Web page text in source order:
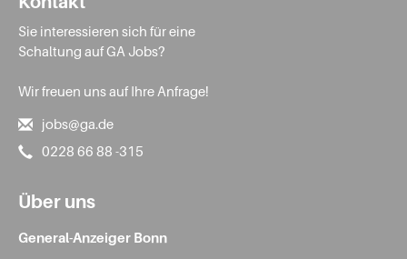
Sie interessieren sich für eine
Schaltung auf GA Jobs?
Wir freuen uns auf Ihre Anfrage!
jobs@ga.de
0228 66 88 -315
Über uns
General-Anzeiger Bonn